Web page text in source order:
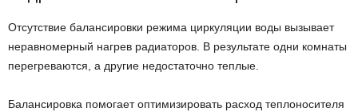
Отсутствие балансировки режима циркуляции воды вызывает
неравномерный нагрев радиаторов. В результате одни комнаты
перегреваются, а другие недостаточно теплые.
Балансировка помогает оптимизировать расход теплоносителя